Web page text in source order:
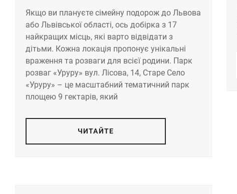
Якщо ви плануєте сімейну подорож до Львова
або Львівської області, ось добірка з 17
найкращих місць, які варто відвідати з
дітьми. Кожна локація пропонує унікальні
враження та розваги для всієї родини.​ Парк
розваг «Уруру» вул. Лісова, 14, Старе Село
«Уруру» – це масштабний тематичний парк
площею 9 гектарів, який
ЧИТАЙТЕ